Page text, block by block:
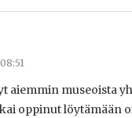
aiemmin museoista
oppinut löytämään